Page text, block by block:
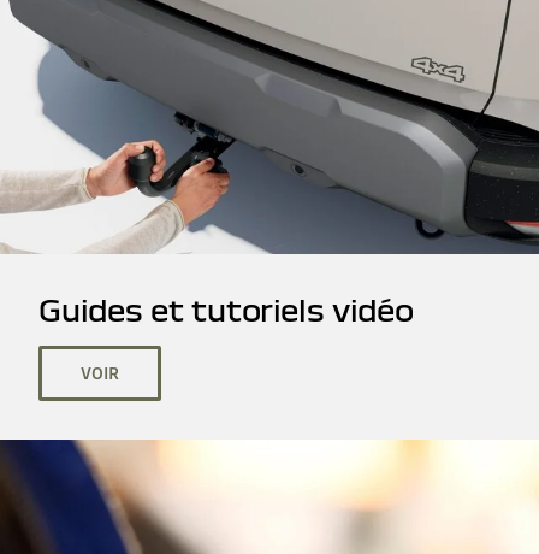
Guides et tutoriels vidéo
VOIR